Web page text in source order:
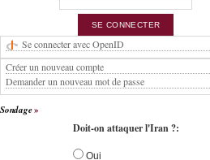
Se connecter avec OpenID
Créer un nouveau compte
Demander un nouveau mot de passe
Sondage
Doit-on attaquer l'Iran ?:
Oui